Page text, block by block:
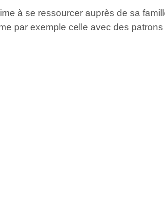
à se ressourcer auprès de sa
par exemple celle avec des